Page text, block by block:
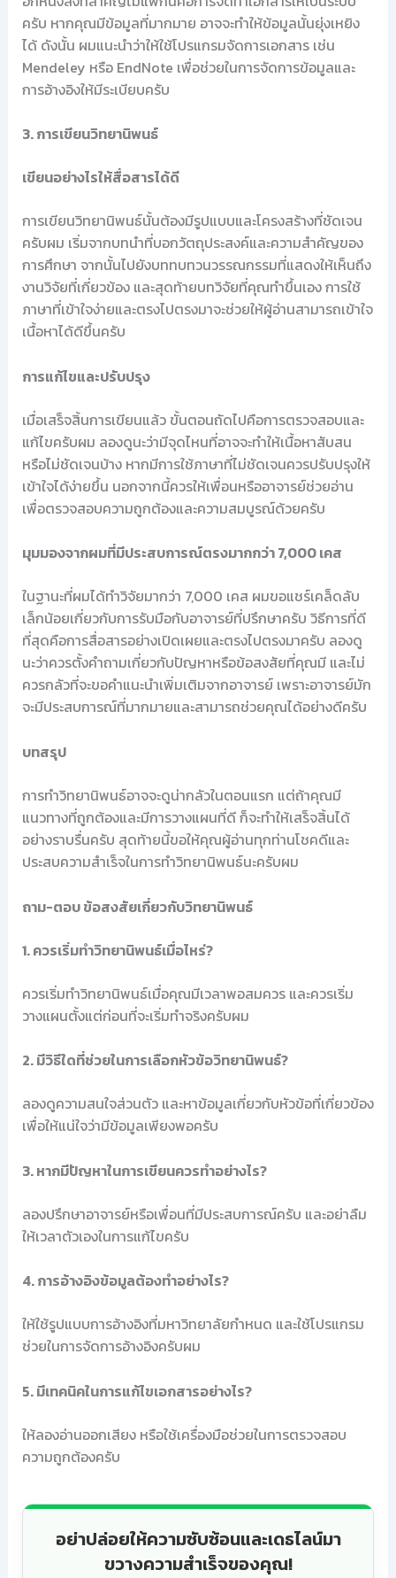
ครับ หากคุณมีข้อมูลที่มากมาย อาจจะทำให้ข้อมูลนั้นยุ่งเหยิง
ได้ ดังนั้น ผมแนะนำว่าให้ใช้โปรแกรมจัดการเอกสาร เช่น
Mendeley หรือ EndNote เพื่อช่วยในการจัดการข้อมูลและ
การอ้างอิงให้มีระเบียบครับ
3. การเขียนวิทยานิพนธ์
เขียนอย่างไรให้สื่อสารได้ดี
การเขียนวิทยานิพนธ์นั้นต้องมีรูปแบบและโครงสร้างที่ชัดเจน
ครับผม เริ่มจากบทนำที่บอกวัตถุประสงค์และความสำคัญของ
การศึกษา จากนั้นไปยังบททบทวนวรรณกรรมที่แสดงให้เห็นถึง
งานวิจัยที่เกี่ยวข้อง และสุดท้ายบทวิจัยที่คุณทำขึ้นเอง การใช้
ภาษาที่เข้าใจง่ายและตรงไปตรงมาจะช่วยให้ผู้อ่านสามารถเข้าใจ
เนื้อหาได้ดีขึ้นครับ
การแก้ไขและปรับปรุง
เมื่อเสร็จสิ้นการเขียนแล้ว ขั้นตอนถัดไปคือการตรวจสอบและ
แก้ไขครับผม ลองดูนะว่ามีจุดไหนที่อาจจะทำให้เนื้อหาสับสน
หรือไม่ชัดเจนบ้าง หากมีการใช้ภาษาที่ไม่ชัดเจนควรปรับปรุงให้
เข้าใจได้ง่ายขึ้น นอกจากนี้ควรให้เพื่อนหรืออาจารย์ช่วยอ่าน
เพื่อตรวจสอบความถูกต้องและความสมบูรณ์ด้วยครับ
มุมมองจากผมที่มีประสบการณ์ตรงมากกว่า 7,000 เคส
ในฐานะที่ผมได้ทำวิจัยมากว่า 7,000 เคส ผมขอแชร์เคล็ดลับ
เล็กน้อยเกี่ยวกับการรับมือกับอาจารย์ที่ปรึกษาครับ วิธีการที่ดี
ที่สุดคือการสื่อสารอย่างเปิดเผยและตรงไปตรงมาครับ ลองดู
นะว่าควรตั้งคำถามเกี่ยวกับปัญหาหรือข้อสงสัยที่คุณมี และไม่
ควรกลัวที่จะขอคำแนะนำเพิ่มเติมจากอาจารย์ เพราะอาจารย์มัก
จะมีประสบการณ์ที่มากมายและสามารถช่วยคุณได้อย่างดีครับ
บทสรุป
การทำวิทยานิพนธ์อาจจะดูน่ากลัวในตอนแรก แต่ถ้าคุณมี
แนวทางที่ถูกต้องและมีการวางแผนที่ดี ก็จะทำให้เสร็จสิ้นได้
อย่างราบรื่นครับ สุดท้ายนี้ขอให้คุณผู้อ่านทุกท่านโชคดีและ
ประสบความสำเร็จในการทำวิทยานิพนธ์นะครับผม
ถาม-ตอบ ข้อสงสัยเกี่ยวกับวิทยานิพนธ์
1. ควรเริ่มทำวิทยานิพนธ์เมื่อไหร่?
ควรเริ่มทำวิทยานิพนธ์เมื่อคุณมีเวลาพอสมควร และควรเริ่ม
วางแผนตั้งแต่ก่อนที่จะเริ่มทำจริงครับผม
2. มีวิธีใดที่ช่วยในการเลือกหัวข้อวิทยานิพนธ์?
ลองดูความสนใจส่วนตัว และหาข้อมูลเกี่ยวกับหัวข้อที่เกี่ยวข้อง
เพื่อให้แน่ใจว่ามีข้อมูลเพียงพอครับ
3. หากมีปัญหาในการเขียนควรทำอย่างไร?
ลองปรึกษาอาจารย์หรือเพื่อนที่มีประสบการณ์ครับ และอย่าลืม
ให้เวลาตัวเองในการแก้ไขครับ
4. การอ้างอิงข้อมูลต้องทำอย่างไร?
ให้ใช้รูปแบบการอ้างอิงที่มหาวิทยาลัยกำหนด และใช้โปรแกรม
ช่วยในการจัดการอ้างอิงครับผม
5. มีเทคนิคในการแก้ไขเอกสารอย่างไร?
ให้ลองอ่านออกเสียง หรือใช้เครื่องมือช่วยในการตรวจสอบ
ความถูกต้องครับ
อย่าปล่อยให้ความซับซ้อนและเดธไลน์มา
ขวางความสำเร็จของคุณ!